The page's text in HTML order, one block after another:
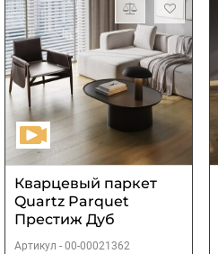
Кварцевый паркет
Quartz Parquet
Престиж Дуб
Артикул - 00-00021362